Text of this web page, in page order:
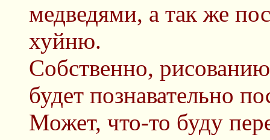
медведями, а так же
хуйню.
Собственно,
будет познавательно
Может, что-то буду